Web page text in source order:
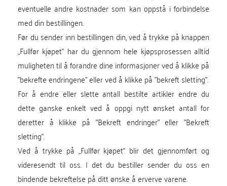
eventuelle andre kostnader som kan oppstå i forbindelse
med din bestillingen.
Før du sender inn bestillingen din, ved å trykke på knappen
„Fullfør kjøpet“ har du gjennom hele kjøpsprosessen alltid
muligheten til å forandre dine informasjoner ved å klikke på
"bekrefte endringene" eller ved å klikke på "bekreft sletting".
For å endre eller slette antall bestilte artikler endre du
dette ganske enkelt ved å oppgi nytt ønsket antall for
deretter å klikke på "Bekreft endringer" eller "Bekreft
sletting“.
Ved å trykke på „Fullfør kjøpet“ blir det gjennomført og
videresendt til oss. I det du bestiller sender du oss en
bindende bekreftelse på ditt ønske å erverve varene.